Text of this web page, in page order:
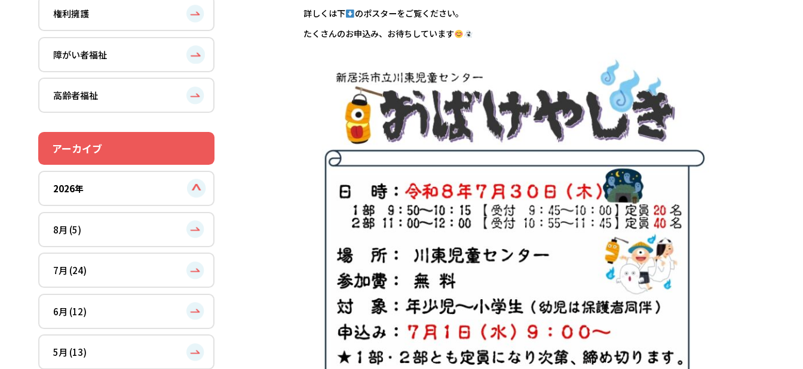
権利擁護
障がい者福祉
高齢者福祉
アーカイブ
2026年
8月 (5)
7月 (24)
6月 (12)
5月 (13)
詳しくは下
のポスターをご覧ください。
たくさんのお申込み、お待ちしています